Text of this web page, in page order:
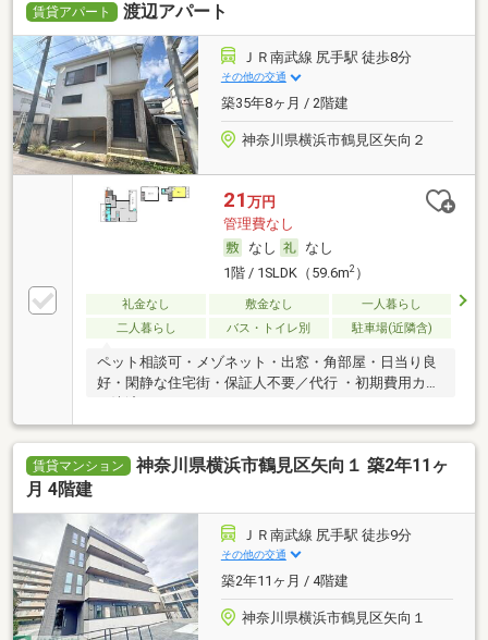
賃貸アパート 渡辺アパート
ＪＲ南武線 尻手駅 徒歩8分
その他の交通
築35年8ヶ月 / 2階建
神奈川県横浜市鶴見区矢向２
21 万円
管理費なし
なし
なし
1階 / 1SLDK（59.6m2）
礼金なし 敷金なし
一人暮らし
二人暮らし
バス・トイレ別 駐車場(近隣含)
ペット相談可・メゾネット・出窓・角部屋・日当り良
好・閑静な住宅街・保証人不要／代行 ・初期費用カー
ド決済可
賃貸マンション
神奈川県横浜市鶴見区矢向１ 築2年11ヶ
月 4階建
ＪＲ南武線 尻手駅 徒歩9分
その他の交通
築2年11ヶ月 / 4階建
神奈川県横浜市鶴見区矢向１